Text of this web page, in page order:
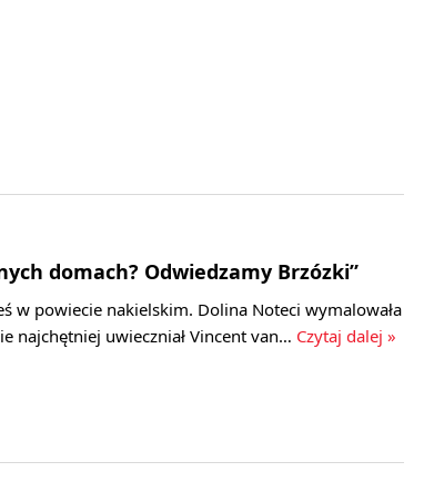
domach? Odwiedzamy Brzózki”
w powiecie nakielskim. Dolina Noteci wymalowała
najchętniej uwieczniał Vincent van… Czytaj dalej »